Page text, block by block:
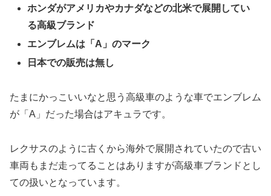
ホンダがアメリカやカナダなどの北米で展開してい
る高級ブランド
エンブレムは「A」のマーク
日本での販売は無し
たまにかっこいいなと思う高級車のような車でエンブレム
が「A」だった場合はアキュラです。
レクサスのように古くから海外で展開されていたので古い
車両もまだ走ってることはありますが高級車ブランドとし
ての扱いとなっています。